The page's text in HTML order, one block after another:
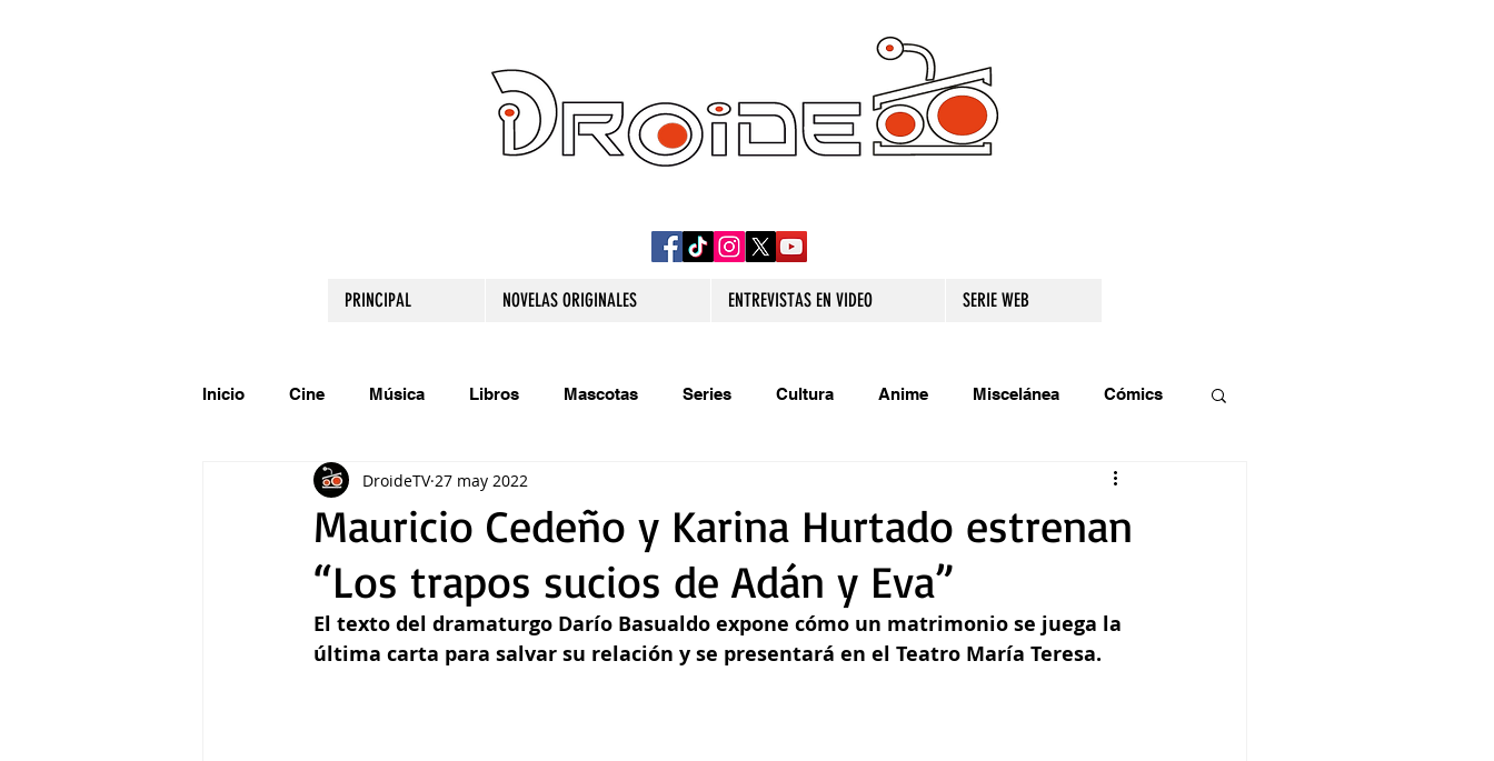
PRINCIPAL NOVELAS ORIGINALES ENTREVISTAS EN VIDEO SERIE WEB
Inicio Cine Música Libros Mascotas Series Cultura Anime Miscelánea Cómics
Comparte tu talento Relatos originales
Gastronomía Tecnología
Mauricio Cedeño y Karina Hurtado estrenan
“Los trapos sucios de Adán y Eva”
DroideTV 27 may 2022
El texto del dramaturgo Darío Basualdo expone cómo un matrimonio se juega la
última carta para salvar su relación y se presentará en el Teatro María Teresa.